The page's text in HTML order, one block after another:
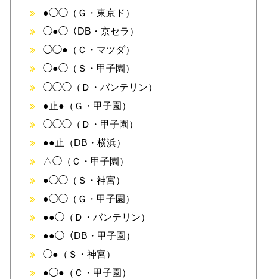
●◯◯（Ｇ・東京ド）
◯●◯（DB・京セラ）
◯◯●（Ｃ・マツダ）
◯●◯（Ｓ・甲子園）
◯◯◯（Ｄ・バンテリン）
●止●（Ｇ・甲子園）
◯◯◯（Ｄ・甲子園）
●●止（DB・横浜）
△◯（Ｃ・甲子園）
●◯◯（Ｓ・神宮）
●◯◯（Ｇ・甲子園）
●●◯（Ｄ・バンテリン）
●●◯（DB・甲子園）
◯●（Ｓ・神宮）
●◯●（Ｃ・甲子園）